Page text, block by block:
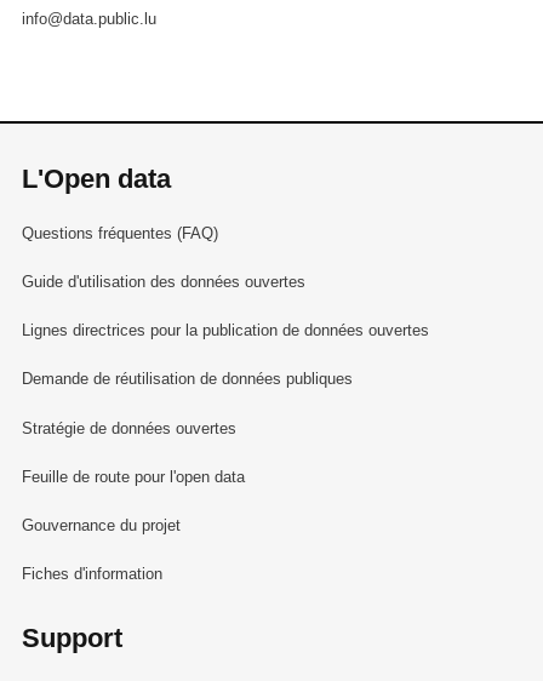
info@data.public.lu
L'Open data
Questions fréquentes (FAQ)
Guide d'utilisation des données ouvertes
Lignes directrices pour la publication de données ouvertes
Demande de réutilisation de données publiques
Stratégie de données ouvertes
Feuille de route pour l'open data
Gouvernance du projet
Fiches d'information
Support